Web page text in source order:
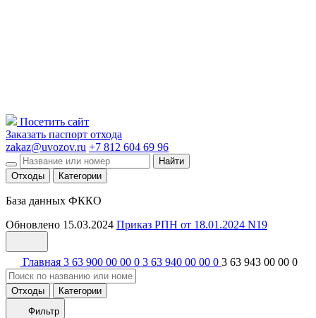
Посетить сайт
Заказать паспорт отхода
zakaz@uvozov.ru +7 812 604 69 96
Найти
Отходы
Категории
База данных ФККО
Обновлено 15.03.2024 Приказ РПН от 18.01.2024 N19
Главная 3 63 900 00 00 0 3 63 940 00 00 0 3 63 943 00 00 0
Отходы
Категории
Фильтр